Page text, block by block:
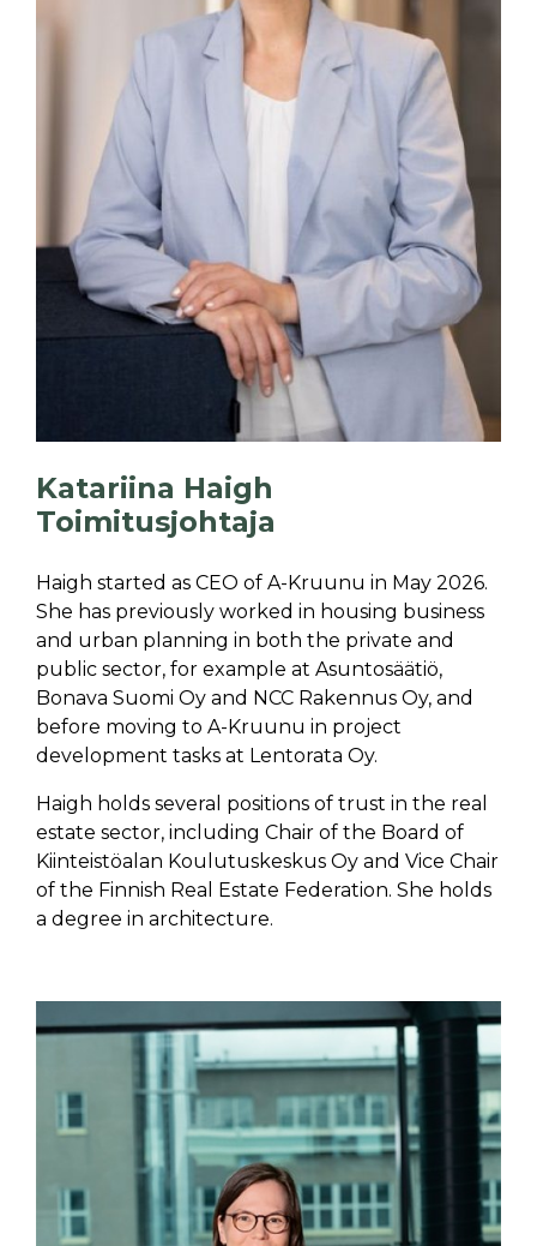
Katariina Haigh
Toimitusjohtaja
Haigh started as CEO of A-Kruunu in May 2026.
She has previously worked in housing business
and urban planning in both the private and
public sector, for example at Asuntosäätiö,
Bonava Suomi Oy and NCC Rakennus Oy, and
before moving to A-Kruunu in project
development tasks at Lentorata Oy.
Haigh holds several positions of trust in the real
estate sector, including Chair of the Board of
Kiinteistöalan Koulutuskeskus Oy and Vice Chair
of the Finnish Real Estate Federation. She holds
a degree in architecture.